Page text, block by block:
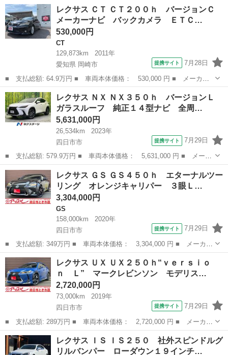
ｈ Ｆスポーツ マークレビンソン／オレンジキャリパー／ムーンル
ーフ／１...
三重 津市 レクサス
レクサス ＣＴ ＣＴ２００ｈ バージョンＣ
メーカーナビ バックカメラ ＥＴＣ…
530,000円
CT
129,873km
2011年
愛知県 岡崎市
提携サイト 7月28日
■ 支払総額: 64.9万円 ■ 車両本体価格： 530,000 円 ■ メーカー
名： レクサス ■ 車種名： ＣＴ ■ グレード名： ＣＴ２００
ｈ バージョンＣ メーカーナビ バックカメラ ＥＴＣ Ｂｌｕｅ
ｔｏｏｔｈ 前...
愛知 岡崎市 CT
レクサス ＮＸ ＮＸ３５０ｈ バージョンＬ
ガラスルーフ 純正１４型ナビ 全周…
5,631,000円
26,534km
2023年
四日市市
提携サイト 7月29日
■ 支払総額: 579.9万円 ■ 車両本体価格： 5,631,000 円 ■ メーカ
ー名： レクサス ■ 車種名： ＮＸ ■ グレード名： ＮＸ３５０
ｈ バージョンＬ ガラスルーフ 純正１４型ナビ 全周囲カメラ
衝突被害...
三重 四日市市 レクサス
レクサス ＧＳ ＧＳ４５０ｈ エターナルツー
リング オレンジキャリパー ３眼Ｌ…
3,304,000円
GS
158,000km
2020年
四日市市
提携サイト 7月29日
■ 支払総額: 349万円 ■ 車両本体価格： 3,304,000 円 ■ メーカー
名： レクサス ■ 車種名： ＧＳ ■ グレード名： ＧＳ４５０
ｈ エターナルツーリング オレンジキャリパー ３眼ＬＥＤヘッド
ライト リア...
三重 四日市市 GS
レクサス ＵＸ ＵＸ２５０ｈ“ｖｅｒｓｉｏ
ｎ Ｌ” マークレビンソン モデリス…
2,720,000円
73,000km
2019年
四日市市
提携サイト 7月29日
■ 支払総額: 289万円 ■ 車両本体価格： 2,720,000 円 ■ メーカー
名： レクサス ■ 車種名： ＵＸ ■ グレード名： ＵＸ２５０
ｈ“ｖｅｒｓｉｏｎ Ｌ” マークレビンソン モデリスタエアロ 三眼
ＬＥＤヘ...
三重 四日市市 レクサス
レクサス ＩＳ ＩＳ２５０ 社外スピンドルグ
リルバンパー ローダウン１９インチ…